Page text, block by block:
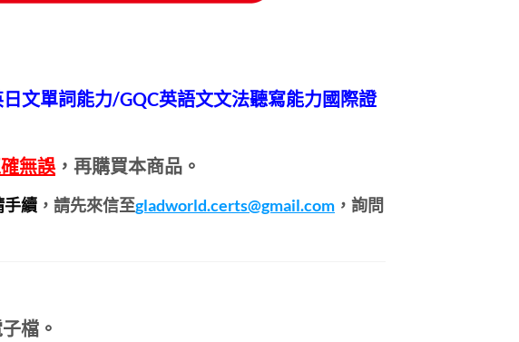
文單詞能力/GQC英語文文法聽寫能力國際證
無誤 ，再購買本商品。
手續 ，請先來信至gladworld.certs@gmail.com ，詢問
檔。